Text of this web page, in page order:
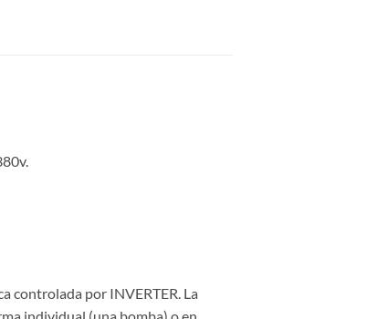
controlada por INVERTER. La